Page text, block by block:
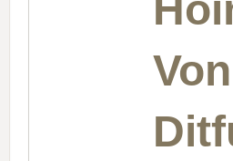
Von